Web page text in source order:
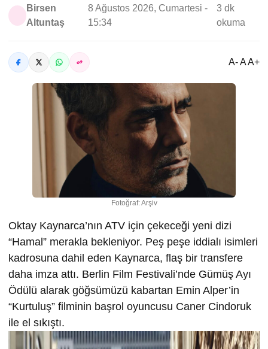
Birsen
Altuntaş
8 Ağustos 2026, Cumartesi -
15:34
3 dk
okuma
A- A A+
Fotoğraf: Arşiv
Oktay Kaynarca’nın ATV için çekeceği yeni dizi
“Hamal” merakla bekleniyor. Peş peşe iddialı isimleri
kadrosuna dahil eden Kaynarca, flaş bir transfere
daha imza attı. Berlin Film Festivali’nde Gümüş Ayı
Ödülü alarak göğsümüzü kabartan Emin Alper’in
“Kurtuluş” filminin başrol oyuncusu Caner Cindoruk
ile el sıkıştı.